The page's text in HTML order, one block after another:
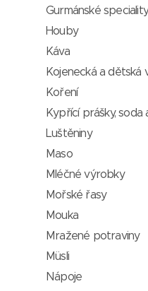
Gurmánské speciality
Houby
Káva
Kojenecká a dětská
Koření
Kypřící prášky, soda
Luštěniny
Maso
Mléčné výrobky
Mořské řasy
Mouka
Mražené potraviny
Müsli
Nápoje